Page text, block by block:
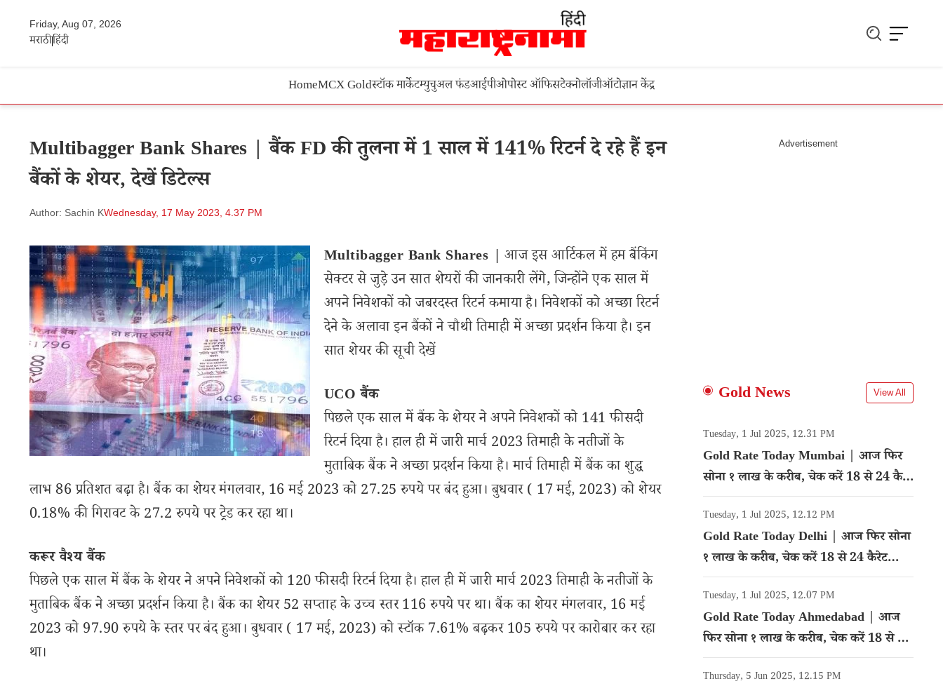
Friday, Aug 07, 2026
मराठीहिंदी
HomeMCX Goldस्टॉक मार्केटम्युचुअल फंडआईपीओपोस्ट ऑफिसटेक्नोलॉजीऑटोज्ञान केंद्र
Multibagger Bank Shares | बैंक FD की तुलना में 1 साल में 141% रिटर्न दे रहे हैं इन
बैंकों के शेयर, देखें डिटेल्स
Author: Sachin KWednesday, 17 May 2023, 4.37 PM
Multibagger Bank Shares | आज इस आर्टिकल में हम बैंकिंग
सेक्टर से जुड़े उन सात शेयरों की जानकारी लेंगे, जिन्होंने एक साल में
अपने निवेशकों को जबरदस्त रिटर्न कमाया है। निवेशकों को अच्छा रिटर्न
देने के अलावा इन बैंकों ने चौथी तिमाही में अच्छा प्रदर्शन किया है। इन
सात शेयर की सूची देखें
UCO बैंक
पिछले एक साल में बैंक के शेयर ने अपने निवेशकों को 141 फीसदी
रिटर्न दिया है। हाल ही में जारी मार्च 2023 तिमाही के नतीजों के
मुताबिक बैंक ने अच्छा प्रदर्शन किया है। मार्च तिमाही में बैंक का शुद्ध
लाभ 86 प्रतिशत बढ़ा है। बैंक का शेयर मंगलवार, 16 मई 2023 को 27.25 रुपये पर बंद हुआ। बुधवार ( 17 मई, 2023) को शेयर
0.18% की गिरावट के 27.2 रुपये पर ट्रेड कर रहा था।
करूर वैश्य बैंक
पिछले एक साल में बैंक के शेयर ने अपने निवेशकों को 120 फीसदी रिटर्न दिया है। हाल ही में जारी मार्च 2023 तिमाही के नतीजों के
मुताबिक बैंक ने अच्छा प्रदर्शन किया है। बैंक का शेयर 52 सप्ताह के उच्च स्तर 116 रुपये पर था। बैंक का शेयर मंगलवार, 16 मई
2023 को 97.90 रुपये के स्तर पर बंद हुआ। बुधवार ( 17 मई, 2023) को स्टॉक 7.61% बढ़कर 105 रुपये पर कारोबार कर रहा
था।
Gold News View All
Tuesday, 1 Jul 2025, 12.31 PM
Gold Rate Today Mumbai | आज फिर
सोना १ लाख के करीब, चेक करें 18 से 24 कैरेट
गोल्ड का रेट
Tuesday, 1 Jul 2025, 12.12 PM
Gold Rate Today Delhi | आज फिर सोना
१ लाख के करीब, चेक करें 18 से 24 कैरेट
गोल्ड का रेट
Tuesday, 1 Jul 2025, 12.07 PM
Gold Rate Today Ahmedabad | आज
फिर सोना १ लाख के करीब, चेक करें 18 से 24
कैरेट गोल्ड का रेट
Thursday, 5 Jun 2025, 12.15 PM